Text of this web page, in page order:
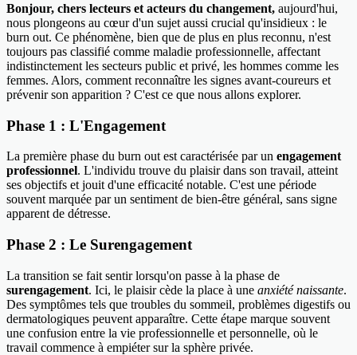
Bonjour, chers lecteurs et acteurs du changement, aujourd'hui,
nous plongeons au cœur d'un sujet aussi crucial qu'insidieux : le
burn out. Ce phénomène, bien que de plus en plus reconnu, n'est
toujours pas classifié comme maladie professionnelle, affectant
indistinctement les secteurs public et privé, les hommes comme les
femmes. Alors, comment reconnaître les signes avant-coureurs et
prévenir son apparition ? C'est ce que nous allons explorer.
Phase 1 : L'Engagement
La première phase du burn out est caractérisée par un engagement
professionnel. L'individu trouve du plaisir dans son travail, atteint
ses objectifs et jouit d'une efficacité notable. C'est une période
souvent marquée par un sentiment de bien-être général, sans signe
apparent de détresse.
Phase 2 : Le Surengagement
La transition se fait sentir lorsqu'on passe à la phase de
surengagement. Ici, le plaisir cède la place à une anxiété naissante.
Des symptômes tels que troubles du sommeil, problèmes digestifs ou
dermatologiques peuvent apparaître. Cette étape marque souvent
une confusion entre la vie professionnelle et personnelle, où le
travail commence à empiéter sur la sphère privée.